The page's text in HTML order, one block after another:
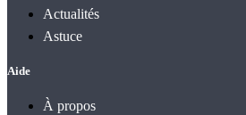
Actualités
Astuce
Aide
À propos